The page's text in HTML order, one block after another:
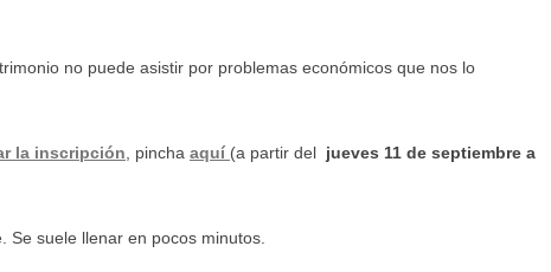
no puede asistir por problemas económicos que nos lo
la inscripción, pincha aquí (a partir del jueves 11 de septiembre a
Se suele llenar en pocos minutos.